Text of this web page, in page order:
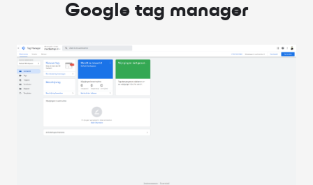
Google tag manager